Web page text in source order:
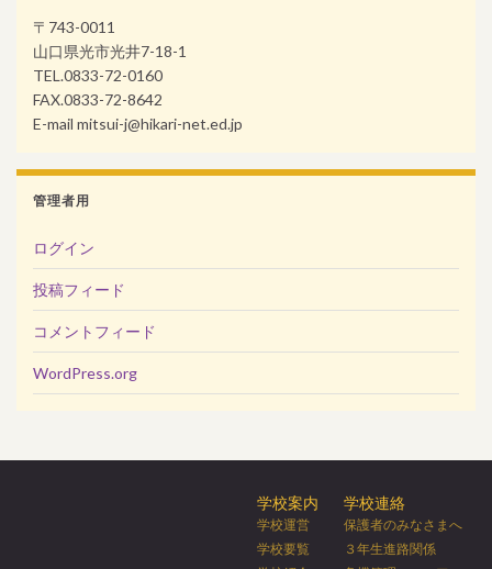
〒743-0011
山口県光市光井7-18-1
TEL.0833-72-0160
FAX.0833-72-8642
E-mail mitsui-j@hikari-net.ed.jp
管理者用
ログイン
投稿フィード
コメントフィード
WordPress.org
学校案内
学校運営
学校要覧
学校連絡
保護者のみなさまへ
３年生進路関係